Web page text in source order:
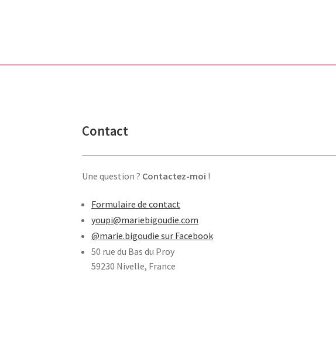
Contact
Une question ? Contactez-moi !
Formulaire de contact
youpi@mariebigoudie.com
@marie.bigoudie sur Facebook
50 rue du Bas du Proy
59230 Nivelle, France